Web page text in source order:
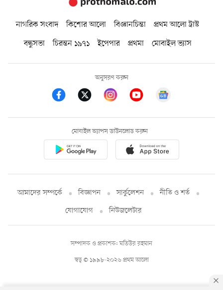
নাগরিক সংবাদ কিশোর আলো বিজ্ঞানচিন্তা
প্রথম আলো ট্রাস্ট
বন্ধুসভা
চিরন্তন ১৯৭১ ইপেপার প্রথমা মোবাইল ভ্যাস
অনুসরণ করুন
মোবাইল অ্যাপস ডাউনলোড করুন
আমাদের সম্পর্কে বিজ্ঞাপন সার্কুলেশন
নীতি ও শর্ত
যোগাযোগ
নিউজলেটার
স্বত্ব © ১৯৯৮-২০২৬ প্রথম আলো
সম্পাদক ও প্রকাশক: মতিউর রহমান